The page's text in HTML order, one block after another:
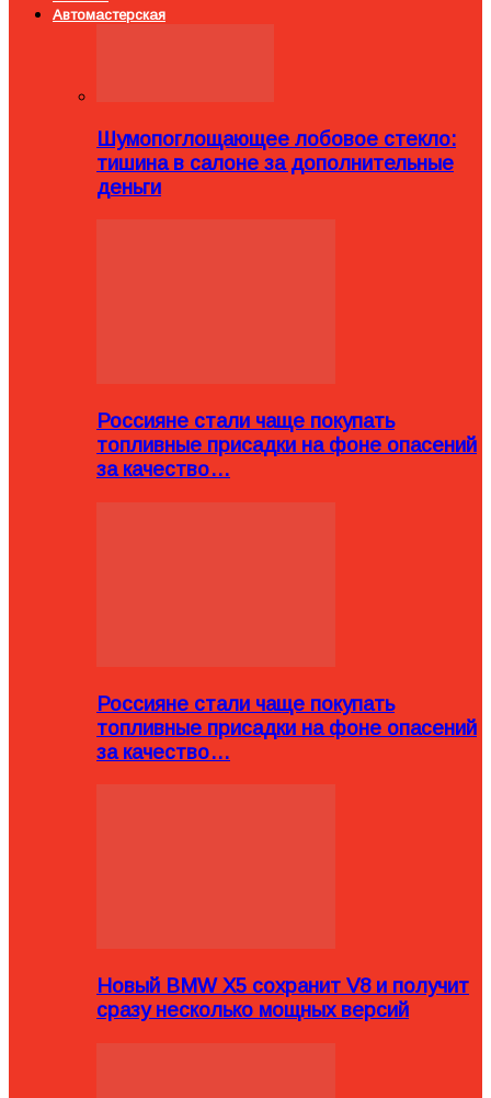
Автомастерская
Шумопоглощающее лобовое стекло:
тишина в салоне за дополнительные
деньги
Россияне стали чаще покупать
топливные присадки на фоне опасений
за качество…
Россияне стали чаще покупать
топливные присадки на фоне опасений
за качество…
Новый BMW X5 сохранит V8 и получит
сразу несколько мощных версий